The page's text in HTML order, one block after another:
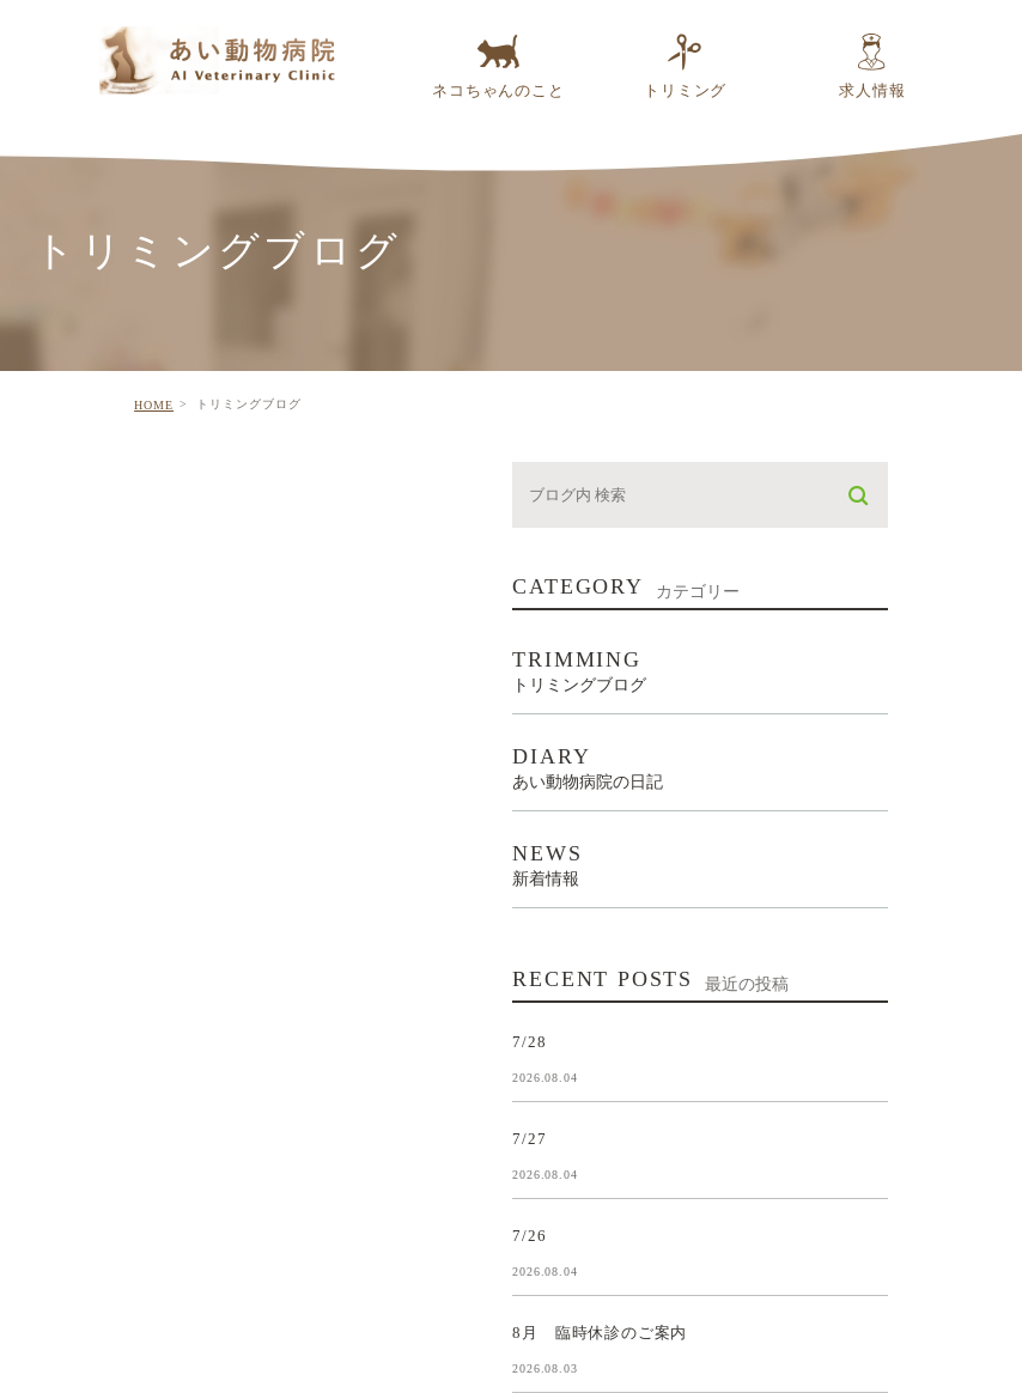
ネコちゃんのこと トリミング 求人情報
トリミングブログ
HOME トリミングブログ
CATEGORY カテゴリー
TRIMMING
トリミングブログ
DIARY
あい動物病院の日記
NEWS
新着情報
RECENT POSTS 最近の投稿
7/28
2026.08.04
7/27
2026.08.04
7/26
2026.08.04
8月 臨時休診のご案内
2026.08.03